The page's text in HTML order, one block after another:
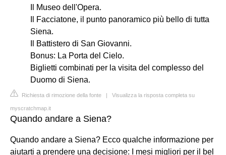
Il Museo dell'Opera.
Il Facciatone, il punto panoramico più bello di tutta
Siena.
Il Battistero di San Giovanni.
Bonus: La Porta del Cielo.
Biglietti combinati per la visita del complesso del
Duomo di Siena.
Richiesta di rimozione della fonte | Visualizza la risposta completa su
myscratchmap.it
Quando andare a Siena?
Quando andare a Siena? Ecco qualche informazione per
aiutarti a prendere una decisione: I mesi migliori per il bel